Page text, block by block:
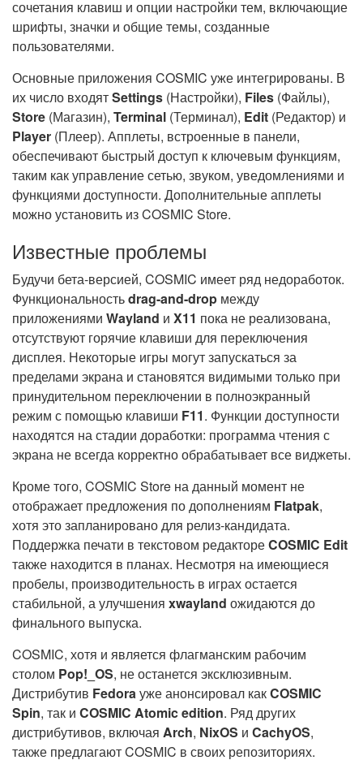
сочетания клавиш и опции настройки тем, включающие
шрифты, значки и общие темы, созданные
пользователями.
Основные приложения COSMIC уже интегрированы. В
их число входятSettings (Настройки), Files (Файлы),
Store (Магазин), Terminal (Терминал), Edit (Редактор) и
Player (Плеер). Апплеты, встроенные в панели,
обеспечивают быстрый доступ к ключевым функциям,
таким как управление сетью, звуком, уведомлениями и
функциями доступности. Дополнительные апплеты
можно установить из COSMIC Store.
Известные проблемы
Будучи бета-версией, COSMIC имеет ряд недоработок.
Функциональностьdrag-and-drop между
приложениями Wayland и X11 пока не реализована,
отсутствуют горячие клавиши для переключения
дисплея. Некоторые игры могут запускаться за
пределами экрана и становятся видимыми только при
принудительном переключении в полноэкранный
режим с помощью клавиши F11. Функции доступности
находятся на стадии доработки: программа чтения с
экрана не всегда корректно обрабатывает все виджеты.
Кроме того, COSMIC Store на данный момент не
отображает предложения по дополнениям Flatpak,
хотя это запланировано для релиз-кандидата.
Поддержка печати в текстовом редактореCOSMIC Edit
также находится в планах. Несмотря на имеющиеся
пробелы, производительность в играх остается
стабильной, а улучшения xwayland ожидаются до
финального выпуска.
COSMIC, хотя и является флагманским рабочим
столом Pop!_OS, не останется эксклюзивным.
Дистрибутив Fedoraуже анонсировал какCOSMIC
Spin, так и COSMIC Atomic edition. Ряд других
дистрибутивов, включая Arch, NixOS и CachyOS,
также предлагают COSMIC в своих репозиториях.